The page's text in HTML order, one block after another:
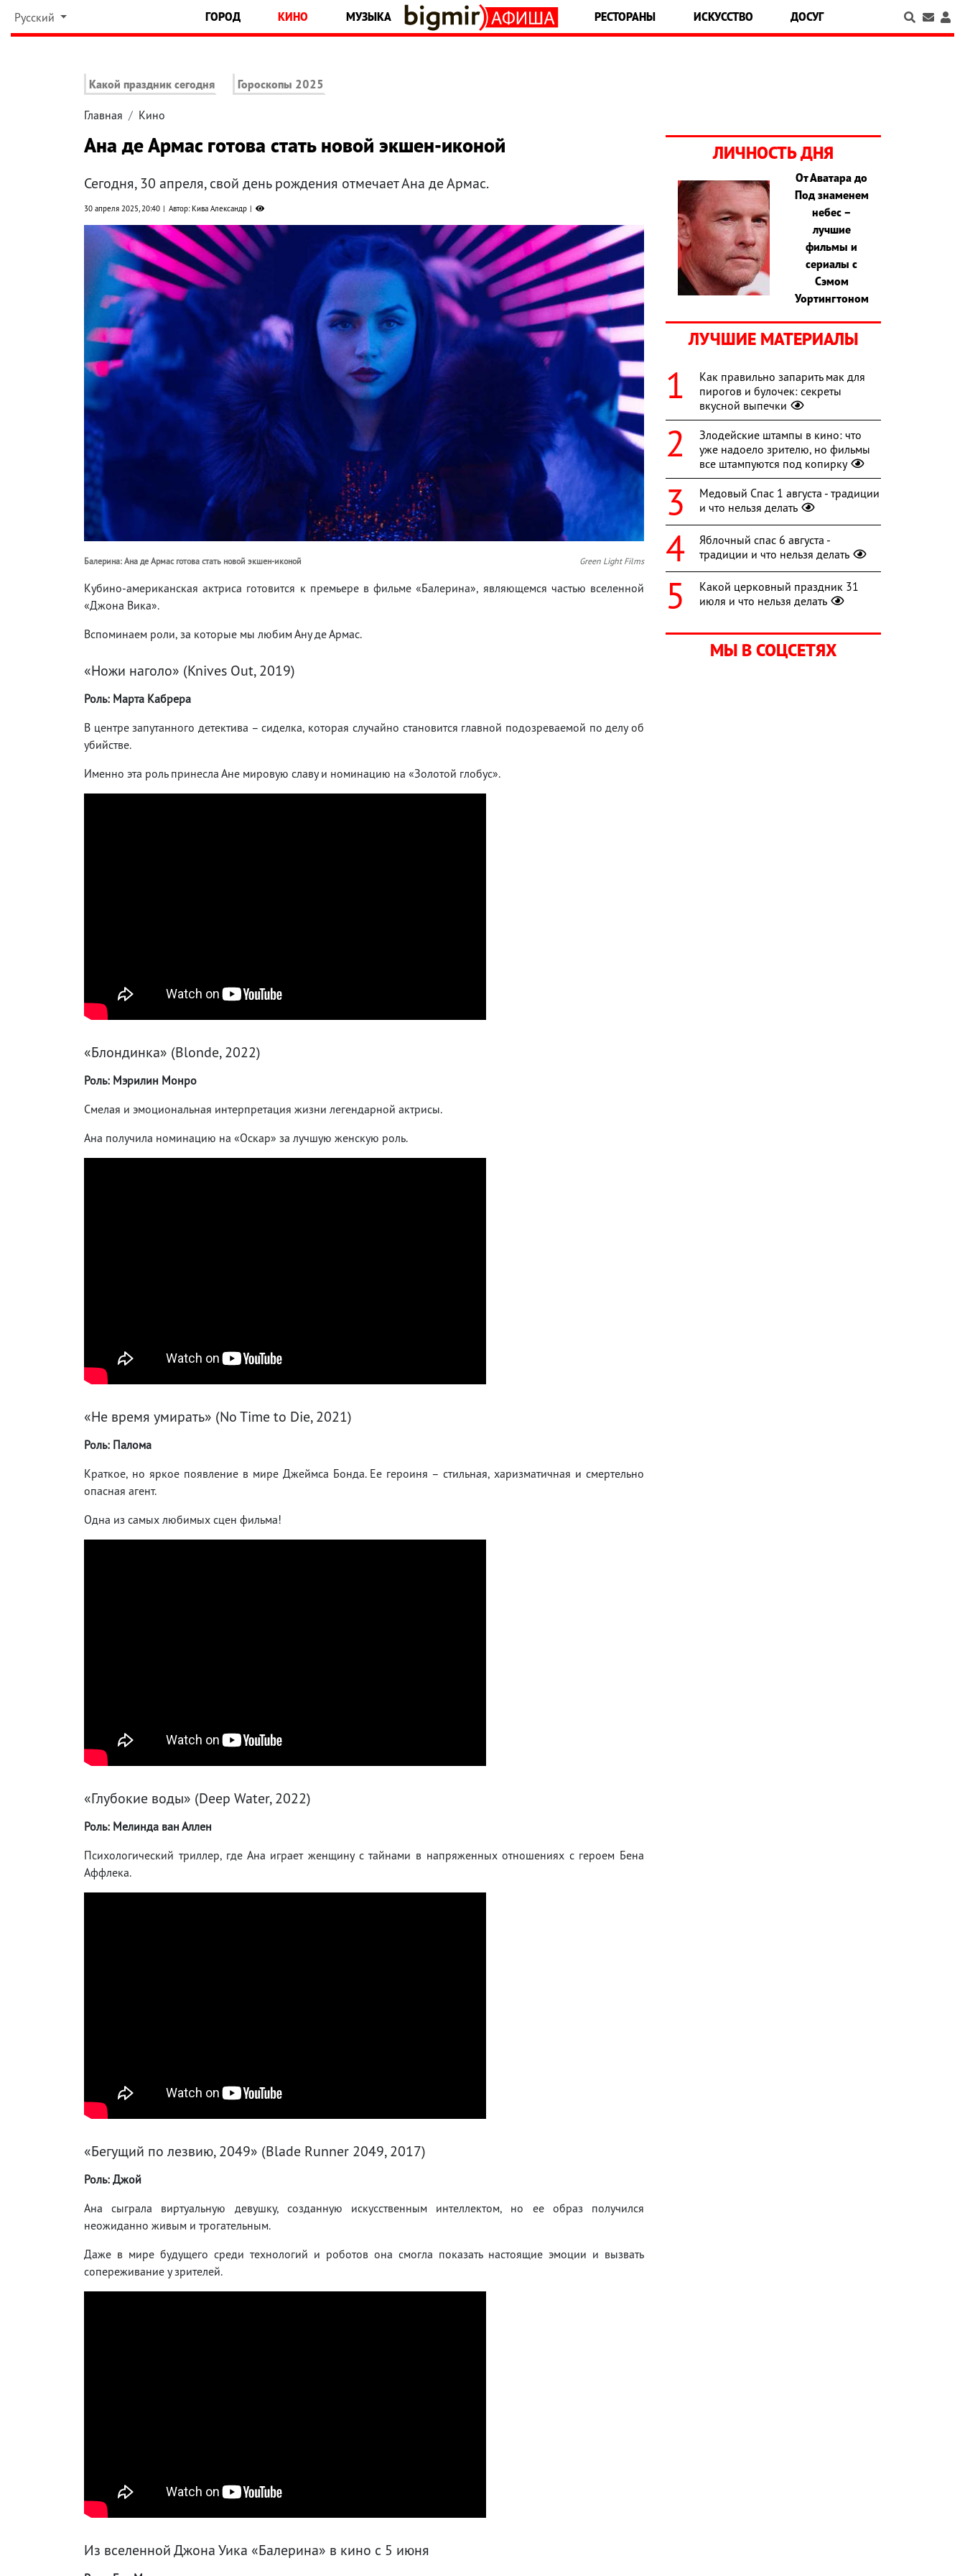
Русский ГОРОД КИНО МУЗЫКА РЕСТОРАНЫ ИСКУССТВО ДОСУГ
Какой праздник сегодня Гороскопы 2025
Главная Кино
Ана де Армас готова стать новой экшен-иконой
Сегодня, 30 апреля, свой день рождения отмечает Ана де Армас.
30 апреля 2025, 20:40 Автор: Кива Александр
Балерина: Ана де Армас готова стать новой экшен-иконой Green Light Films
Кубино-американская актриса готовится к премьере в фильме «Балерина», являющемся частью вселенной
«Джона Вика».
Вспоминаем роли, за которые мы любим Ану де Армас.
«Ножи наголо» (Knives Out, 2019)
Роль: Марта Кабрера
В центре запутанного детектива – сиделка, которая случайно становится главной подозреваемой по делу об
убийстве.
Именно эта роль принесла Ане мировую славу и номинацию на «Золотой глобус».
«Блондинка» (Blonde, 2022)
Роль: Мэрилин Монро
Смелая и эмоциональная интерпретация жизни легендарной актрисы.
Ана получила номинацию на «Оскар» за лучшую женскую роль.
«Не время умирать» (No Time to Die, 2021)
Роль: Палома
Краткое, но яркое появление в мире Джеймса Бонда. Ее героиня – стильная, харизматичная и смертельно
опасная агент.
Одна из самых любимых сцен фильма!
«Глубокие воды» (Deep Water, 2022)
Роль: Мелинда ван Аллен
Психологический триллер, где Ана играет женщину с тайнами в напряженных отношениях с героем Бена
Аффлека.
«Бегущий по лезвию, 2049» (Blade Runner 2049, 2017)
Роль: Джой
Ана сыграла виртуальную девушку, созданную искусственным интеллектом, но ее образ получился
неожиданно живым и трогательным.
Даже в мире будущего среди технологий и роботов она смогла показать настоящие эмоции и вызвать
сопереживание у зрителей.
Из вселенной Джона Уика «Балерина» в кино с 5 июня
ЛИЧНОСТЬ ДНЯ
От Аватара до
Под знаменем
небес –
лучшие
фильмы и
сериалы с
Сэмом
Уортингтоном
ЛУЧШИЕ МАТЕРИАЛЫ
Как правильно запарить мак для
пирогов и булочек: секреты
вкусной выпечки
Злодейские штампы в кино: что
уже надоело зрителю, но фильмы
все штампуются под копирку
Медовый Спас 1 августа - традиции
и что нельзя делать
Яблочный спас 6 августа -
традиции и что нельзя делать
Какой церковный праздник 31
июля и что нельзя делать
МЫ В СОЦСЕТЯХ